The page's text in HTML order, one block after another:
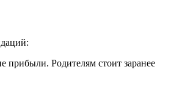
Родителям стоит заранее